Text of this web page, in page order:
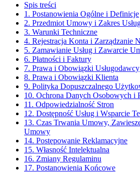
Spis treści
1. Postanowienia Ogólne i Definicje
2. Przedmiot Umowy i Zakres
3. Warunki Techniczne
4. Rejestracja Konta i Zarządzanie
5. Zamawianie Usług i Zawarcie
6. Płatności i Faktury
7. Prawa i Obowiązki Usługodawcy
8. Prawa i Obowiązki Klienta
9. Polityka Dopuszczalnego
10. Ochrona Danych Osobowych i
11. Odpowiedzialność Stron
12. Dostępność Usług i Wsparcie
13. Czas Trwania Umowy,
Umowy
14. Postępowanie Reklamacyjne
15. Własność Intelektualna
16. Zmiany Regulaminu
17. Postanowienia Końcowe